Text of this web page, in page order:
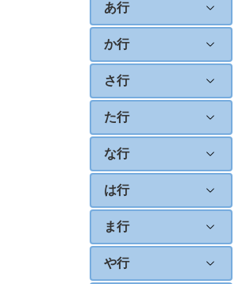
あ行
か行
さ行
た行
な行
は行
ま行
や行